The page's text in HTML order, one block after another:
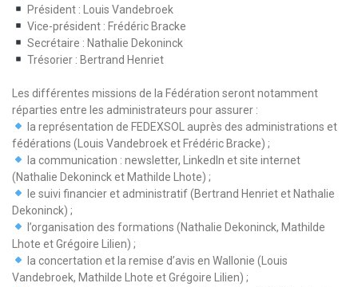
Président : Louis Vandebroek
Vice-président : Frédéric Bracke
Secrétaire : Nathalie Dekoninck
Trésorier : Bertrand Henriet
Les différentes missions de la Fédération seront notamment
réparties entre les administrateurs pour assurer :
la représentation de FEDEXSOL auprès des administrations et
fédérations (Louis Vandebroek et Frédéric Bracke) ;
la communication : newsletter, LinkedIn et site internet
(Nathalie Dekoninck et Mathilde Lhote) ;
le suivi financier et administratif (Bertrand Henriet et Nathalie
Dekoninck) ;
l’organisation des formations (Nathalie Dekoninck, Mathilde
Lhote et Grégoire Lilien) ;
la concertation et la remise d’avis en Wallonie (Louis
Vandebroek, Mathilde Lhote et Grégoire Lilien) ;